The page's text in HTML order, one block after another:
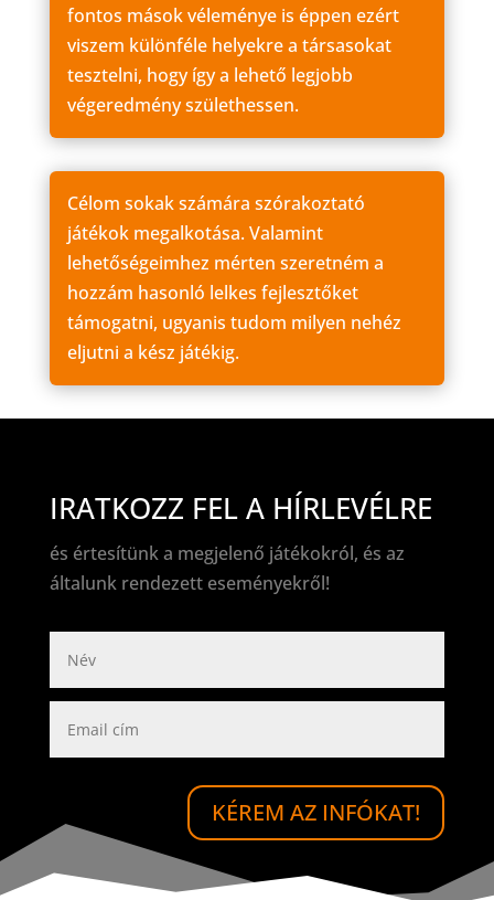
fontos mások véleménye is éppen ezért
viszem különféle helyekre a társasokat
tesztelni, hogy így a lehető legjobb
végeredmény születhessen.
Célom sokak számára szórakoztató
játékok megalkotása. Valamint
lehetőségeimhez mérten szeretném a
hozzám hasonló lelkes fejlesztőket
támogatni, ugyanis tudom milyen nehéz
eljutni a kész játékig.
IRATKOZZ FEL A HÍRLEVÉLRE
és értesítünk a megjelenő játékokról, és az
általunk rendezett eseményekről!
KÉREM AZ INFÓKAT!